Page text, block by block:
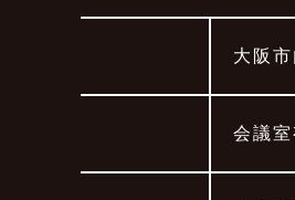
大阪
会議室